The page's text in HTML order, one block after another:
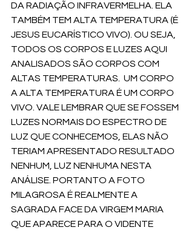
DA RADIAÇÃO INFRAVERMELHA. ELA
TAMBÉM TEM ALTA TEMPERATURA (É
JESUS EUCARÍSTICO VIVO). OU SEJA,
TODOS OS CORPOS E LUZES AQUI
ANALISADOS SÃO CORPOS COM
ALTAS TEMPERATURAS.  UM CORPO
A ALTA TEMPERATURA É UM CORPO
VIVO. VALE LEMBRAR QUE SE FOSSEM
LUZES NORMAIS DO ESPECTRO DE
LUZ QUE CONHECEMOS, ELAS NÃO
TERIAM APRESENTADO RESULTADO
NENHUM, LUZ NENHUMA NESTA
ANÁLISE. PORTANTO A FOTO
MILAGROSA É REALMENTE A
SAGRADA FACE DA VIRGEM MARIA
QUE APARECE PARA O VIDENTE